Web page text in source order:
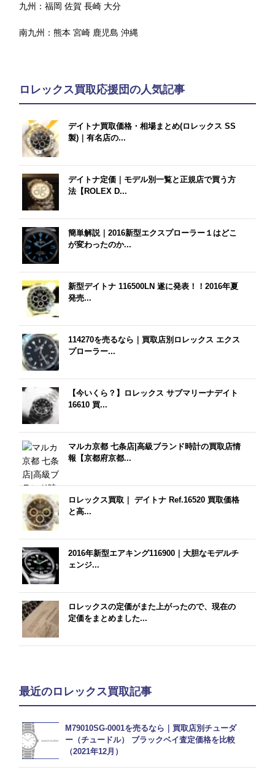
九州：福岡 佐賀 長崎 大分
南九州：熊本 宮崎 鹿児島 沖縄
ロレックス買取応援団の人気記事
デイトナ買取価格・相場まとめ(ロレックス SS
製)｜有名店の...
デイトナ定価｜モデル別一覧と正規店で買う方
法【ROLEX D...
簡単解説｜2016新型エクスプローラー１はどこ
が変わったのか...
新型デイトナ 116500LN 遂に発表！！2016年夏
発売...
114270を売るなら｜買取店別ロレックス エクス
プローラー...
【今いくら？】ロレックス サブマリーナデイト
16610 買...
マルカ京都 七条店|高級ブランド時計の買取店情
報【京都府京都...
ロレックス買取｜ デイトナ Ref.16520 買取価格
と高...
2016年新型エアキング116900｜大胆なモデルチ
ェンジ...
ロレックスの定価がまた上がったので、現在の
定価をまとめました...
最近のロレックス買取記事
M79010SG-0001を売るなら｜買取店別チューダ
ー（チュードル） ブラックベイ査定価格を比較
（2021年12月）